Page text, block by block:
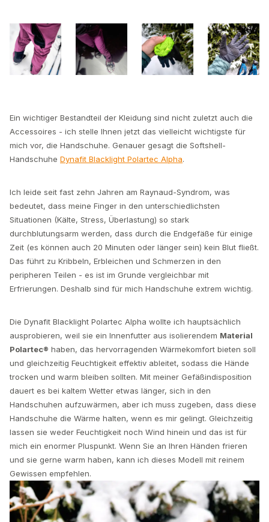
Ein wichtiger Bestandteil der Kleidung sind nicht zuletzt auch die
Accessoires - ich stelle Ihnen jetzt das vielleicht wichtigste für
mich vor, die Handschuhe. Genauer gesagt die Softshell-
Handschuhe Dynafit Blacklight Polartec Alpha.
Ich leide seit fast zehn Jahren am Raynaud-Syndrom, was
bedeutet, dass meine Finger in den unterschiedlichsten
Situationen (Kälte, Stress, Überlastung) so stark
durchblutungsarm werden, dass durch die Endgefäße für einige
Zeit (es können auch 20 Minuten oder länger sein) kein Blut fließt.
Das führt zu Kribbeln, Erbleichen und Schmerzen in den
peripheren Teilen - es ist im Grunde vergleichbar mit
Erfrierungen. Deshalb sind für mich Handschuhe extrem wichtig.
Die Dynafit Blacklight Polartec Alpha wollte ich hauptsächlich
ausprobieren, weil sie ein Innenfutter aus isolierendem Material
Polartec® haben, das hervorragenden Wärmekomfort bieten soll
und gleichzeitig Feuchtigkeit effektiv ableitet, sodass die Hände
trocken und warm bleiben sollten. Mit meiner Gefäßindisposition
dauert es bei kaltem Wetter etwas länger, sich in den
Handschuhen aufzuwärmen, aber ich muss zugeben, dass diese
Handschuhe die Wärme halten, wenn es mir gelingt. Gleichzeitig
lassen sie weder Feuchtigkeit noch Wind hinein und das ist für
mich ein enormer Pluspunkt. Wenn Sie an Ihren Händen frieren
und sie gerne warm haben, kann ich dieses Modell mit reinem
Gewissen empfehlen.